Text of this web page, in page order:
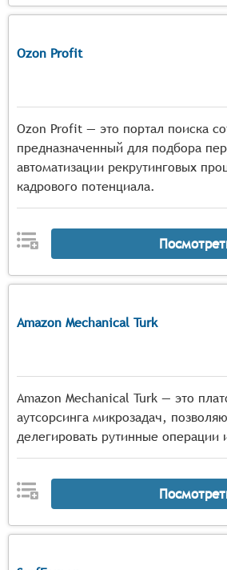
Ozon Profit
Ozon Profit — это портал поиска
предназначенный для подбора
автоматизации рекрутинговых
кадрового потенциала.
Amazon Mechanical Turk
Amazon Mechanical Turk — это
аутсорсинга микрозадач,
делегировать рутинные операции